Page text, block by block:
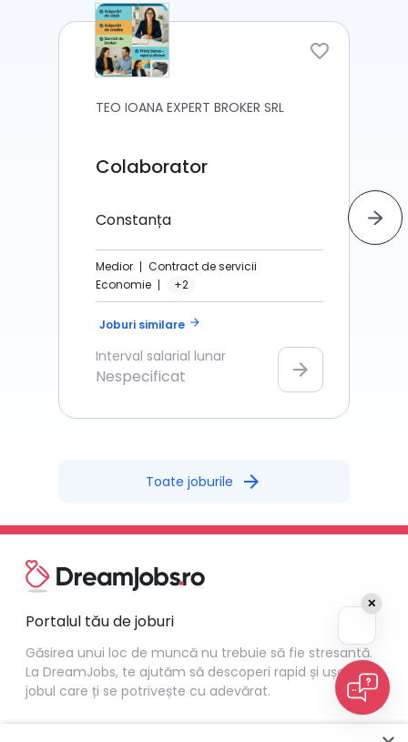
TEO IOANA EXPERT BROKER SRL
Colaborator
Constanța
Medior
Contract de servicii
Economie
+2
Joburi similare arrow_forward
Interval salarial lunar
Nespecificat arrow_forward
Toate joburile arrow_forward
Portalul tău de joburi
Găsirea unui loc de muncă nu trebuie să fie stresantă.
La DreamJobs, te ajutăm să descoperi rapid și ușor
jobul care ți se potrivește cu adevărat.
✕